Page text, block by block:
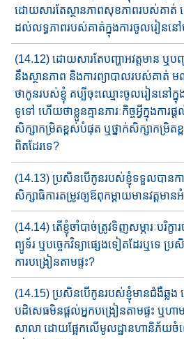
ដោយ​សារ​​តែ​ស្ថានភាព​សុខភាព​របស់គាត់​
ដល់​លទ្ធភាព​របស់គាត់​ក្នុងការ​ចូលរៀន​នៅ
(14.12) ដោយសារតែ​បញ្ហា​អវត្តមាន ឬ​ប
នឹង​ស្ថានភាព​ និងការ​ព្យាបាលរបស់គាត់​
ថា​​កូនរបស់ខ្ញុំ​ គប្បីចុះ​ឈ្មោះចូលរៀន​​នៅក្នុង​
ទូទៅ​ ហើយ​ថា​ខ្លួនគ្មាន​ភារៈកិច្ច​អ្វីក្នុងការ​
សិក្សា​​កម្រិតខ្ពស់បំផុត​ ឬ​ថ្នាក់សិក្សា​​​​កម្រិ
ពិតដែរទេ​?
(14.13) ប្រសិនបើកូនរបស់ខ្ញុំទទួលបាន​ក
សិក្សា​​ធិការ​​តម្រូវ​ឲ្យ​ឪពុកម្តាយ​មានវត្តម
(14.14) តើខ្ញុំចាំបាច់ត្រូវ​ទិញ​សម្ភារៈបរិក្
ព្យូទ័រ ឬ​បច្ចេកវិទ្យា​ផ្សេងទៀត​ដែរឬទេ​
ការ​បង្រៀនតាមផ្ទះ​?
(14.15) ប្រសិនបើកូនរបស់ខ្ញុំ​មាន​ជំងឺ​ឆ្លង​
បដិសេធ​​មិនផ្តល់​​អ្នកបង្រៀនតាមផ្ទះ​ ឬ​ហ
សាលា​ ដោយ​ផ្អែក​លើ​មូលដ្ឋានហានិភ័យ​ចំព